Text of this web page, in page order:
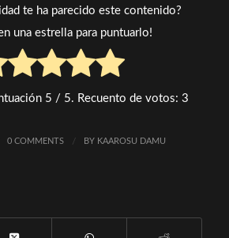
te ha parecido este contenido?
una estrella para puntuarlo!
5 / 5. Recuento de votos: 3
0 COMMENTS / BY KAAROSU DAMU